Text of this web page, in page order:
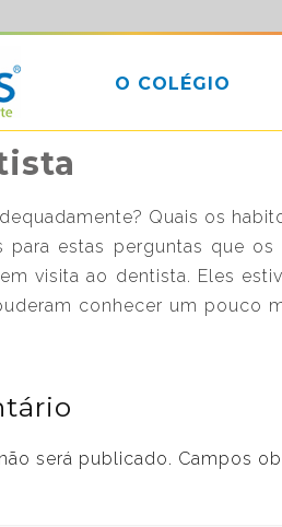
O COLÉGIO
Quais os
para estas perguntas que
visita ao dentista. Eles
conhecer um pouco
será publicado. Campos